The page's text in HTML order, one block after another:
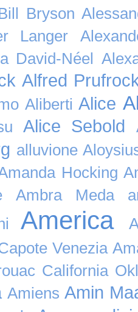
Bryson
Langer
David-Néel
Alfred
Aliberti Alice
Alice Sebold
alluvione
Hocking
Ambra Meda
America
Venezia
California
Amiens Amin